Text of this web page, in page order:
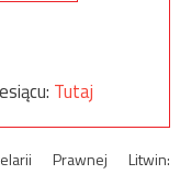
Tutaj
Prawnej Litwin: